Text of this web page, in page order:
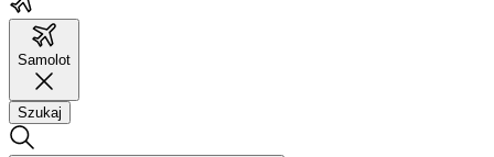
Samolot
Szukaj